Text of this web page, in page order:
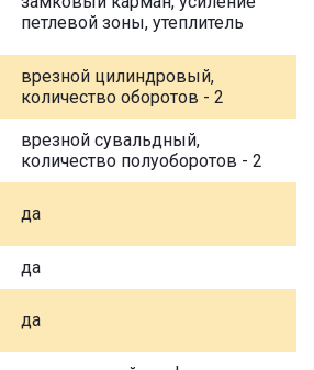
петлевой зоны, утеплитель
врезной цилиндровый,
количество оборотов - 2
врезной сувальдный,
количество полуоборотов - 2
да
да
да